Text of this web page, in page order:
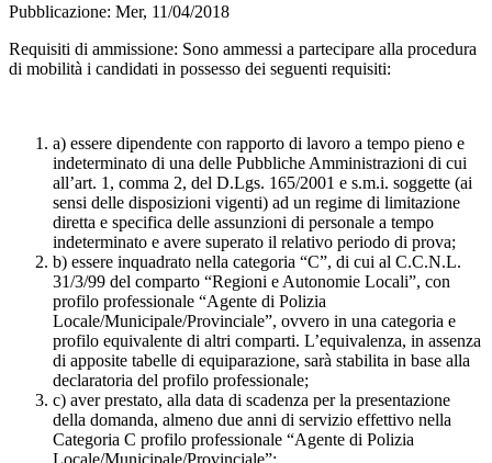
Pubblicazione: Mer, 11/04/2018
Requisiti di ammissione: Sono ammessi a partecipare alla procedura
di mobilità i candidati in possesso dei seguenti requisiti:
a) essere dipendente con rapporto di lavoro a tempo pieno e
indeterminato di una delle Pubbliche Amministrazioni di cui
all’art. 1, comma 2, del D.Lgs. 165/2001 e s.m.i. soggette (ai
sensi delle disposizioni vigenti) ad un regime di limitazione
diretta e specifica delle assunzioni di personale a tempo
indeterminato e avere superato il relativo periodo di prova;
b) essere inquadrato nella categoria “C”, di cui al C.C.N.L.
31/3/99 del comparto “Regioni e Autonomie Locali”, con
profilo professionale “Agente di Polizia
Locale/Municipale/Provinciale”, ovvero in una categoria e
profilo equivalente di altri comparti. L’equivalenza, in assenza
di apposite tabelle di equiparazione, sarà stabilita in base alla
declaratoria del profilo professionale;
c) aver prestato, alla data di scadenza per la presentazione
della domanda, almeno due anni di servizio effettivo nella
Categoria C profilo professionale “Agente di Polizia